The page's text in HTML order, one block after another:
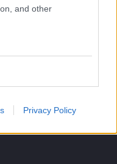
and other
Privacy Policy
pieno. News,